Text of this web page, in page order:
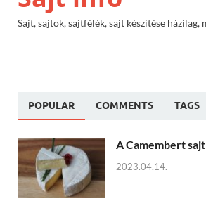
Sajt, sajtok, sajtfélék, sajt készitése házilag,
POPULAR COMMENTS TAGS
A Camembert
2023.04.14.